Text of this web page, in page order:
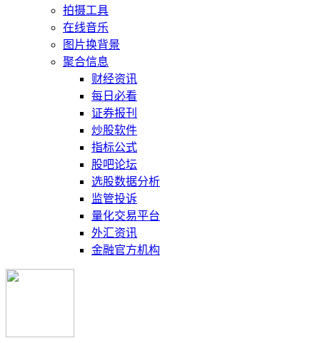
拍摄工具
在线音乐
图片换背景
聚合信息
财经资讯
每日必看
证券报刊
炒股软件
指标公式
股吧论坛
选股数据分析
监管投诉
量化交易平台
外汇资讯
金融官方机构